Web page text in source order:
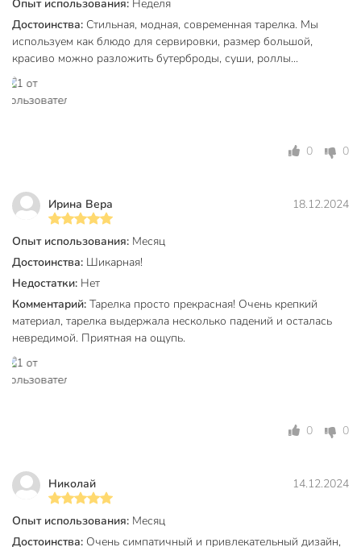
Коллекция
Bronco Mokko
Можно мыть в посудомоечной
машине
для
для СВЧ
С крышкой
без крышки
Материал
Цвет
Тип
тарелка
Назначение
обеденный
премиум
Форма
Артикул производителя
Опыт использования: Неделя
Достоинства: Стильная, модная, современная тарелка. Мы
используем как блюдо для сервировки, размер большой,
красиво можно разложить бутерброды, суши, роллы...
0 0
Ирина Вера 18.12.2024
Опыт использования: Месяц
Достоинства: Шикарная!
Недостатки: Нет
Комментарий: Тарелка просто прекрасная! Очень крепкий
материал, тарелка выдержала несколько падений и осталась
невредимой. Приятная на ощупь.
0 0
Николай 14.12.2024
Опыт использования: Месяц
Достоинства: Очень симпатичный и привлекательный дизайн,